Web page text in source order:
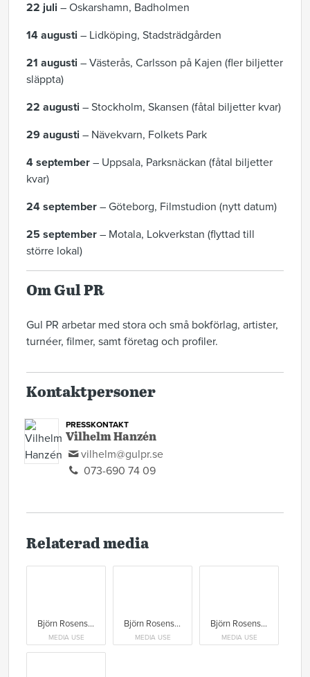
22 juli – Oskarshamn, Badholmen
14 augusti – Lidköping, Stadsträdgården
21 augusti – Västerås, Carlsson på Kajen (fler biljetter
släppta)
22 augusti – Stockholm, Skansen (fåtal biljetter kvar)
29 augusti – Nävekvarn, Folkets Park
4 september – Uppsala, Parksnäckan (fåtal biljetter
kvar)
24 september – Göteborg, Filmstudion (nytt datum)
25 september – Motala, Lokverkstan (flyttad till
större lokal)
Om Gul PR
Gul PR arbetar med stora och små bokförlag, artister,
turnéer, filmer, samt företag och profiler.
Kontaktpersoner
PRESSKONTAKT
Vilhelm Hanzén
vilhelm@gulpr.se
073-690 74 09
Relaterad media
Björn Rosenström & Thomas Järvheden Foto: Emelie Asplund
MEDIA USE
Björn Rosenström & Thomas Järvheden Foto: Emelie Asplund
MEDIA USE
Björn Rosenström & Thomas Järvheden Foto: Emelie Asplund
MEDIA USE